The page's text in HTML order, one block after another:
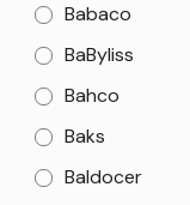
Babaco
BaByliss
Bahco
Baks
Baldocer